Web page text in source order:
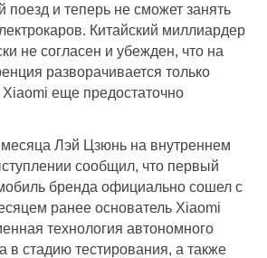
поезд и теперь не сможет занять
Китайский миллиардер
не согласен и убежден, что на
разворачивается только
Xiaomi еще предостаточно
Лэй Цзюнь на внутреннем
сообщил, что первый
бренда официально сошел с
ранее основатель Xiaomi
технология автономного
в стадию тестирования, а также